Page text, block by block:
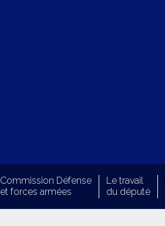
Commission Défense
et forces armées
Le travail
du député